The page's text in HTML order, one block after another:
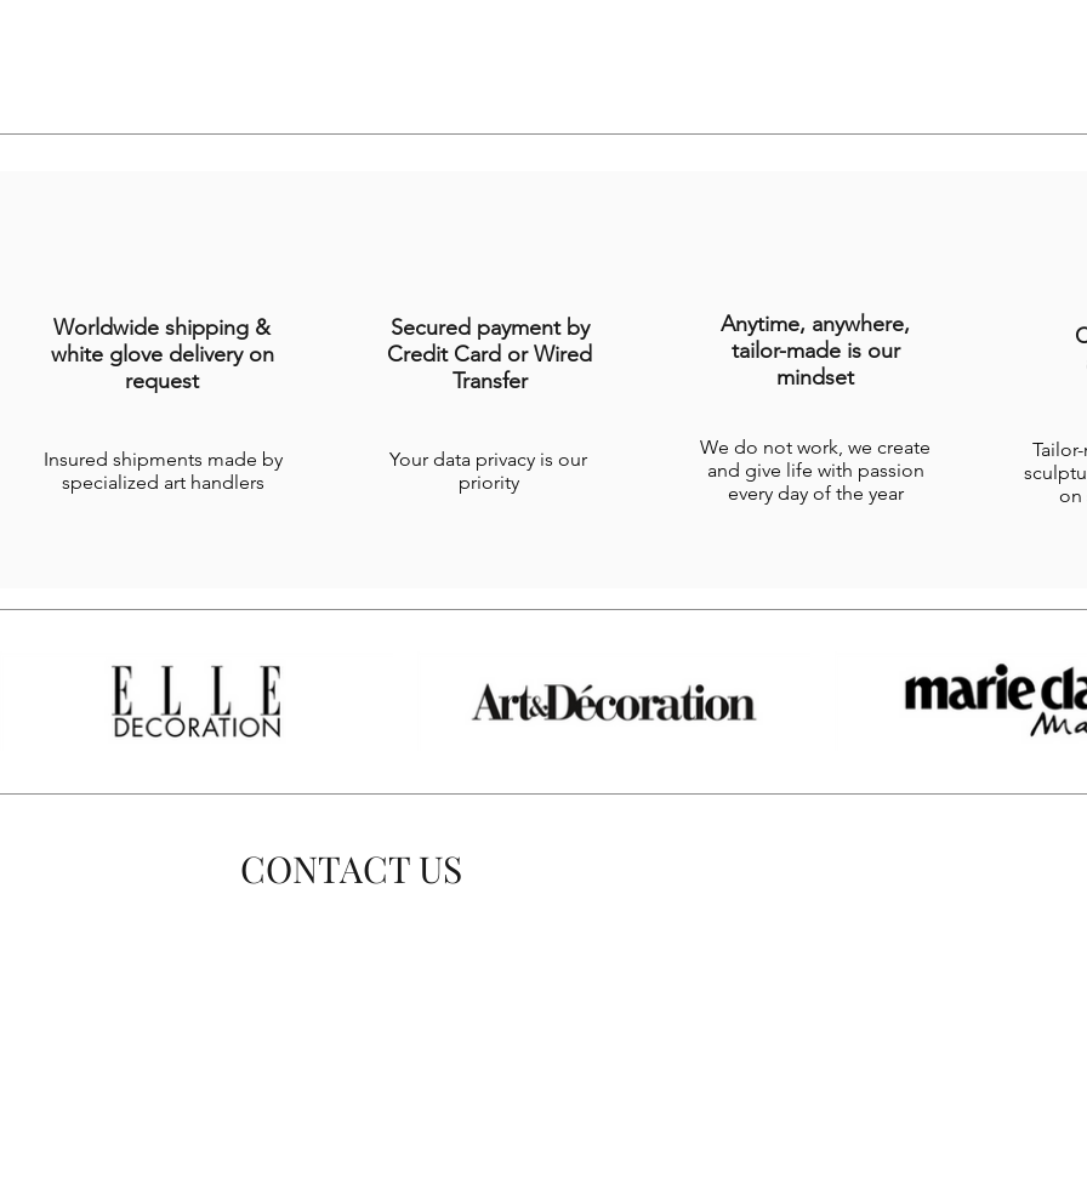
Worldwide shipping &
white glove delivery on
request
Insured shipments made by
specialized art handlers
Secured payment by
Credit Card or Wired
Transfer
Your data privacy is our
priority
Anytime, anywhere,
tailor-made is our
mindset
We do not work, we create
and give life with passion
every day of the year
on
CONTACT US